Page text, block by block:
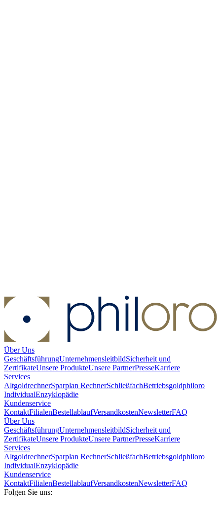
Über Uns
GeschäftsführungUnternehmensleitbildSicherheit und
ZertifikateUnsere ProdukteUnsere PartnerPresseKarriere
Services
AltgoldrechnerSparplan RechnerSchließfachBetriebsgoldphiloro
IndividualEnzyklopädie
Kundenservice
KontaktFilialenBestellablaufVersandkostenNewsletterFAQ
Über Uns
GeschäftsführungUnternehmensleitbildSicherheit und
ZertifikateUnsere ProdukteUnsere PartnerPresseKarriere
Services
AltgoldrechnerSparplan RechnerSchließfachBetriebsgoldphiloro
IndividualEnzyklopädie
Kundenservice
KontaktFilialenBestellablaufVersandkostenNewsletterFAQ
Folgen Sie uns: